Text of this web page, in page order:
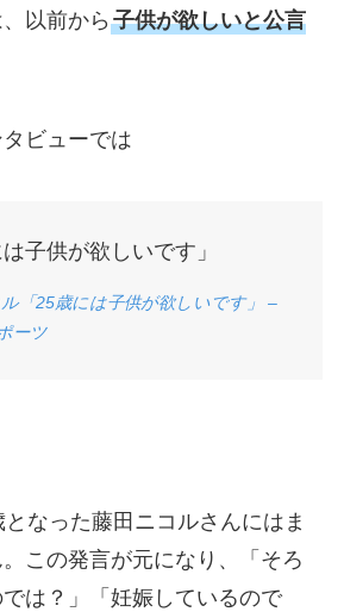
以前から 子供が欲しいと公言
ビューでは
は子供が欲しいです」
「25歳には子供が欲しいです」 –
ーツ
なった藤田ニコルさんにはま
この発言が元になり、「そろ
は？」「妊娠しているので